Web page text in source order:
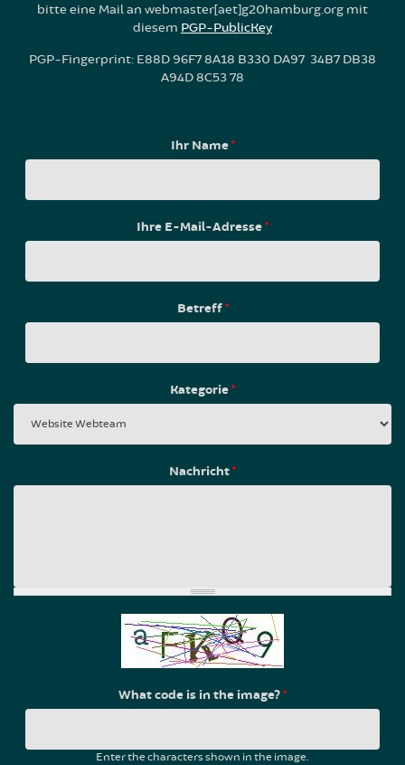
bitte eine Mail an webmaster[aet]g20hamburg.org mit
diesem PGP-PublicKey
PGP-Fingerprint: E88D 96F7 8A18 B330 DA97 34B7 DB38
A94D 8C53 78
Ihr Name*
Ihre E-Mail-Adresse*
Betreff*
Kategorie*
Nachricht*
What code is in the image?*
Enter the characters shown in the image.